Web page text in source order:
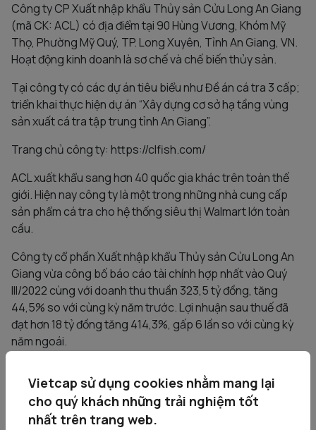
Công ty CP Xuất nhập khẩu Thủy sản Cửu Long An Giang
(mã CK: ACL) có địa điểm tại 90 Hùng Vương, Khóm Mỹ
Thọ, Phường Mỹ Quý, TP. Long Xuyên, Tỉnh An Giang, VN.
Hoạt động kinh doanh là sơ chế và chế biến thủy sản.
Tại công ty có các dự án tiêu biểu như Đề án cá tra 3 cấp;
triển khai thực hiện dự án “Xây dựng cơ sở hạ tầng vùng
sản xuất cá tra tập trung tỉnh An Giang”.
Trang chủ công ty: https://clfish.com/
ACL xuất khẩu sang hơn 40 quốc gia khác trên toàn thế
giới. Hiện nay công ty là một trong những nhà cung cấp
sản phẩm cá tra cho hệ thống siêu thị Walmart lớn toàn
cầu.
Công ty cổ phần Xuất nhập khẩu Thủy sản Cửu Long An
Giang vừa công bố báo cáo tài chính hợp nhất vào Quý
III/2022 cùng với doanh thu thuần 323,5 tỷ đồng, tăng
44,5% so với cùng kỳ năm trước. Lợi nhuận sau thuế đã
đạt hơn 18 tỷ đồng tăng 414,3%, gấp 6 lần so với cùng kỳ
năm ngoái.
nên xem Báo cáo chi tiết từ Doanh nghiệp thông qua
Phân tích Doanh nghiệp tại Vietcap để có quyết định đầu
tư phù hợp.
Vietcap sử dụng cookies nhằm mang lại
cho quý khách những trải nghiệm tốt
nhất trên trang web.